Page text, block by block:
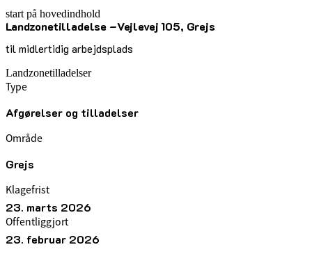
start på hovedindhold
Landzonetilladelse –Vejlevej 105, Grejs
til midlertidig arbejdsplads
senest opdateret 23. februar 2026
Landzonetilladelser
Type
Afgørelser og tilladelser
Område
Grejs
Klagefrist
23. marts 2026
Offentliggjort
23. februar 2026